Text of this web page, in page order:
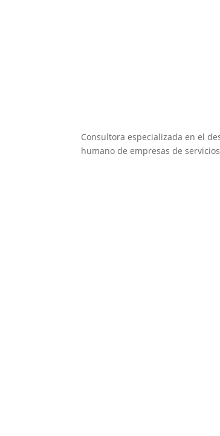
Consultora especializada en el
humano de empresas de